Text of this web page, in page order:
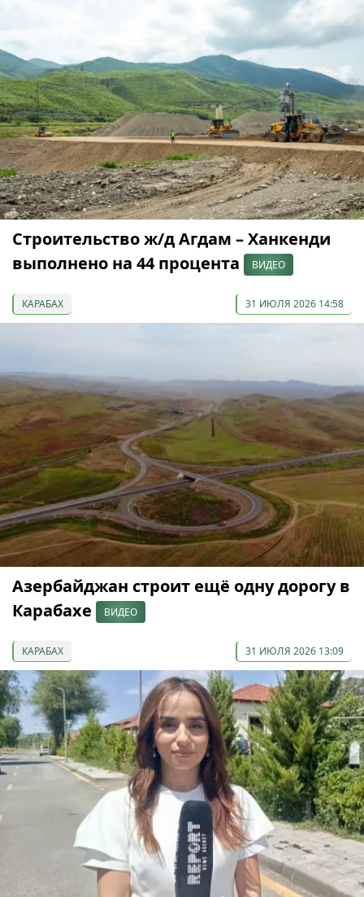
Строительство ж/д Агдам – Ханкенди
выполнено на 44 процента
ВИДЕО
КАРАБАХ 31 ИЮЛЯ 2026 14:58
Азербайджан строит ещё одну дорогу в
Карабахе
ВИДЕО
КАРАБАХ 31 ИЮЛЯ 2026 13:09